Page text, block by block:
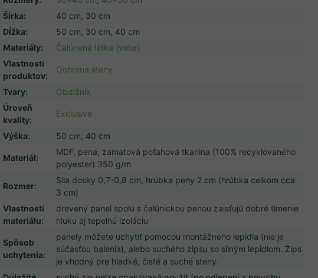
Šírka:
40 cm, 30 cm
Dĺžka:
50 cm, 30 cm, 40 cm
Materiály:
Čalúnená látka (velur)
Vlastnosti
produktov:
Ochrana steny
Tvary:
Obdĺžnik
Úroveň
kvality:
Exclusive
Výška: 50 cm, 40 cm
Materiál:
MDF, pena, zamatová poťahová tkanina (100% recyklovaného
polyester) 350 g/m
Rozmer:
Sila dosky 0,7-0,8 cm, hrúbka peny 2 cm (hrúbka celkom cca
3 cm)
Vlastnosti
materiálu:
drevený panel spolu s čalúnickou penou zaisťujú dobré tlmenie
hluku aj tepelnú izoláciu
Spôsob
uchytenia:
panely môžete uchytiť pomocou montážneho lepidla (nie je
súčasťou balenia), alebo suchého zipsu so silným lepidlom. Zips
je vhodný pre hladké, čisté a suché steny.